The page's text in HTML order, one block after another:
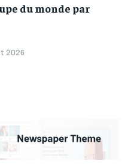
du monde par
2026